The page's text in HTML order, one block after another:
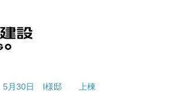
5月30日 I様邸 上棟